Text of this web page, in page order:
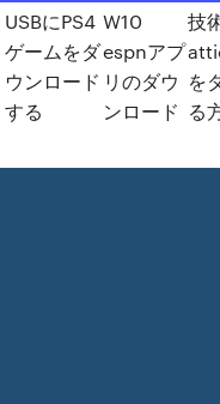
USBにPS4
ゲームをダ
ウンロード
する
W10
espnアプ
リのダウ
ンロード
技
を
る